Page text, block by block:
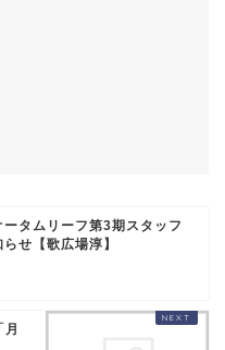
ータムリーフ第3期スタッフ
せ【歌広場淳】